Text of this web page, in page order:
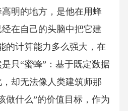
明的地方，是他在用蜂
在自己的头脑中把它建
的计算能力多么强大，在
只“蜜蜂”：基于既定数据
却无法像人类建筑师那
做什么”的价值目标，作为